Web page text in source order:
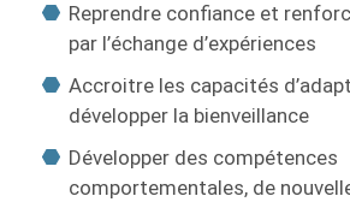
Reprendre confiance et
par l’échange d’expériences
Accroitre les capacités
développer la bienveillance
Développer des compétences
comportementales, de